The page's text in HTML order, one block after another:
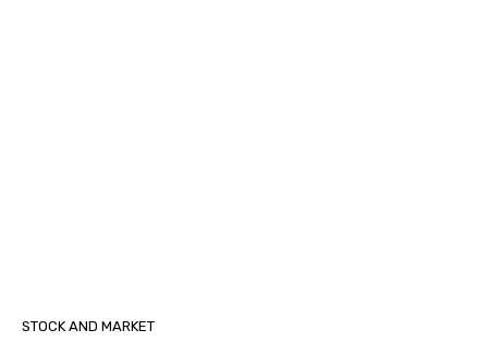
STOCK AND MARKET